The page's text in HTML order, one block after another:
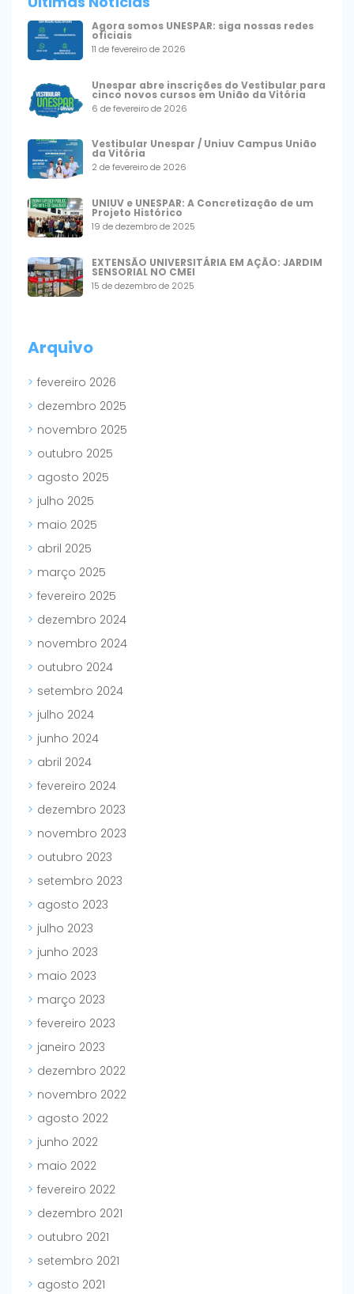
Agora somos UNESPAR: siga nossas redes
oficiais
11 de fevereiro de 2026
Unespar abre inscrições do Vestibular para
cinco novos cursos em União da Vitória
6 de fevereiro de 2026
Vestibular Unespar / Uniuv Campus União
da Vitória
2 de fevereiro de 2026
UNIUV e UNESPAR: A Concretização de um
Projeto Histórico
19 de dezembro de 2025
EXTENSÃO UNIVERSITÁRIA EM AÇÃO: JARDIM
SENSORIAL NO CMEI
15 de dezembro de 2025
Arquivo
fevereiro 2026
dezembro 2025
novembro 2025
outubro 2025
agosto 2025
julho 2025
maio 2025
abril 2025
março 2025
fevereiro 2025
dezembro 2024
novembro 2024
outubro 2024
setembro 2024
julho 2024
junho 2024
abril 2024
fevereiro 2024
dezembro 2023
novembro 2023
outubro 2023
setembro 2023
agosto 2023
julho 2023
junho 2023
maio 2023
março 2023
fevereiro 2023
janeiro 2023
dezembro 2022
novembro 2022
agosto 2022
junho 2022
maio 2022
fevereiro 2022
dezembro 2021
outubro 2021
setembro 2021
agosto 2021